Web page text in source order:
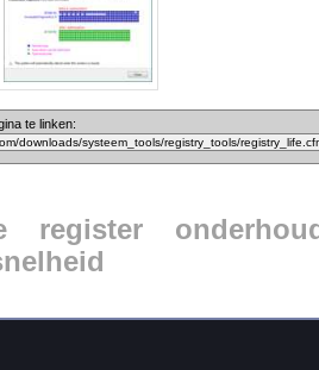
te linken:
register